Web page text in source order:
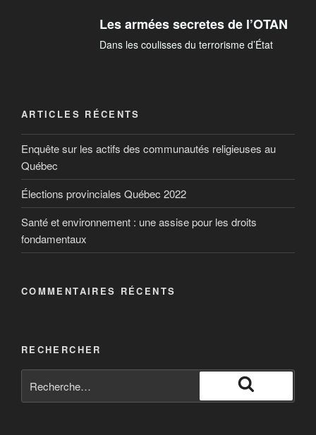
Les armées secretes de l’OTAN
Dans les coulisses du terrorisme d’État
ARTICLES RÉCENTS
Enquête sur les actifs des communautés religieuses au
Québec
Élections provinciales Québec 2022
Santé et environnement : une assise pour les droits
fondamentaux
COMMENTAIRES RÉCENTS
RECHERCHER